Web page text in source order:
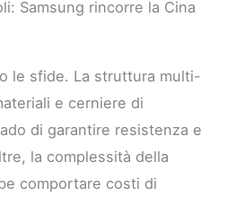
Samsung rincorre la Cina
le sfide. La struttura multi-
e cerniere di
di garantire resistenza e
la complessità della
comportare costi di